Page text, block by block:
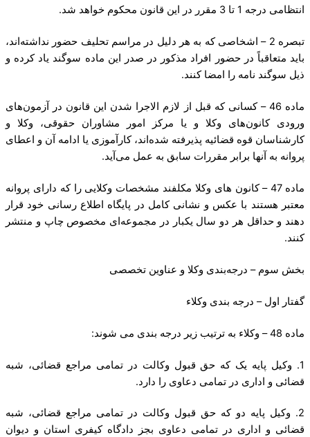
انتظامی درجه 1 تا 3 مقرر در این قانون محکوم خواهد شد.
تبصره 2 – اشخاصی که به هر دلیل در مراسم تحلیف حضور نداشته‌اند،
باید متعاقباً در حضور افراد مذکور در صدر این ماده سوگند یاد کرده و
ذیل سوگند نامه را امضا کنند.
ماده 46 – کسانی که قبل از لازم الاجرا شدن این قانون در آزمون‌های
ورودی کانون‌های وکلا و یا مرکز امور مشاوران حقوقی، وکلا و
کارشناسان قوه قضائیه پذیرفته شده‌اند، کارآموزی یا ادامه آن و اعطای
پروانه به آنها برابر مقررات سابق به عمل می‌آید.
ماده 47 – کانون های وکلا مکلفند مشخصات وکلایی را که دارای پروانه
معتبر هستند با عکس و نشانی کامل در پایگاه اطلاع رسانی خود قرار
دهند و حداقل هر دو سال یکبار در مجموعه‌ای مخصوص چاپ و منتشر
کنند.
بخش سوم – درجه‌بندی وکلا و عناوین تخصصی
گفتار اول – درجه بندی وکلاء
ماده 48 – وکلاء به ترتیب زیر درجه بندی می شوند:
1. وکیل پایه یک که حق قبول وکالت در تمامی مراجع قضائی، شبه
قضائی و اداری در تمامی دعاوی را دارد.
2. وکیل پایه دو که حق قبول وکالت در تمامی مراجع قضائی، شبه
قضائی و اداری در تمامی دعاوی بجز دادگاه کیفری استان و دیوان